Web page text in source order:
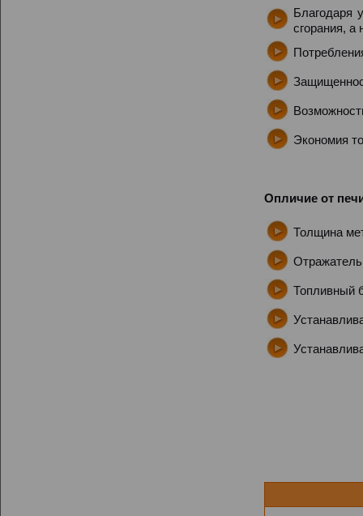
Благодаря
сгорания, а
Экономия
Опличие от
Толщина
Отражатель
Топливный